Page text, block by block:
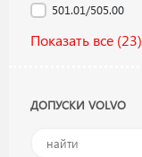
501.01/505.00
Показать все (23)
ДОПУСКИ VOLVO